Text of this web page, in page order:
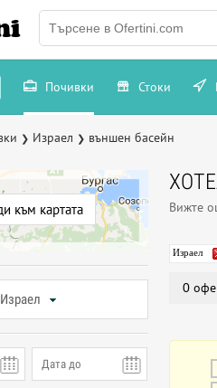
Почивки Стоки
❯ Израел ❯ външен басейн
към картата
Израел
Вижте
Израел
0